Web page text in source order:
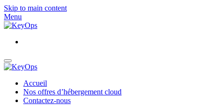
Skip to main content
Menu
Accueil
Nos offres d’hébergement cloud
Contactez-nous